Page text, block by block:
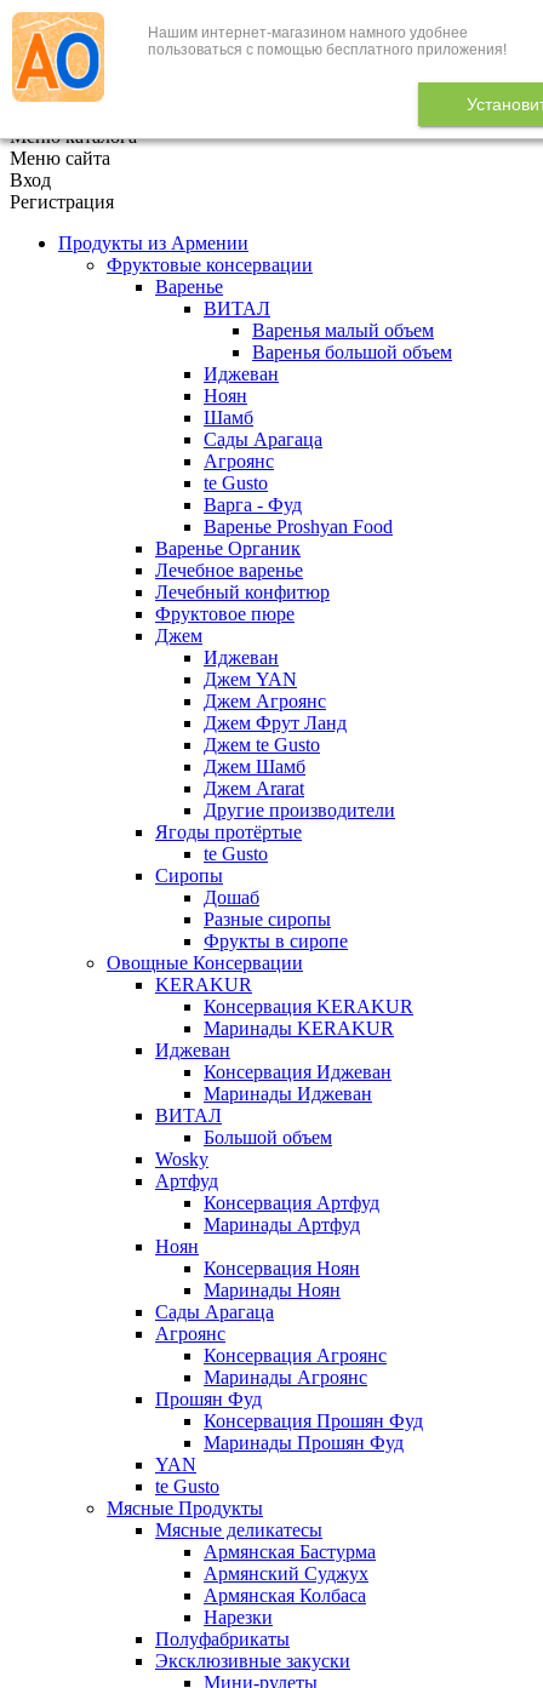
Нашим интернет-магазином намного удобнее
пользоваться с помощью бесплатного приложения!
+7 (495) 646-888-1
В корзине 0
Меню каталога
Меню сайта
Вход
Регистрация
Продукты из Армении
Фруктовые консервации
Варенье
ВИТАЛ
Варенья малый объем
Варенья большой объем
Иджеван
Ноян
Шамб
Сады Арагаца
Агроянс
te Gusto
Варга - Фуд
Варенье Proshyan Food
Варенье Органик
Лечебное варенье
Лечебный конфитюр
Фруктовое пюре
Джем
Иджеван
Джем YAN
Джем Агроянс
Джем Фрут Ланд
Джем te Gusto
Джем Шамб
Джем Ararat
Другие производители
Ягоды протёртые
te Gusto
Сиропы
Дошаб
Разные сиропы
Фрукты в сиропе
Овощные Консервации
KERAKUR
Консервация KERAKUR
Маринады KERAKUR
Иджеван
Консервация Иджеван
Маринады Иджеван
ВИТАЛ
Большой объем
Wosky
Артфуд
Консервация Артфуд
Маринады Артфуд
Ноян
Консервация Ноян
Маринады Ноян
Сады Арагаца
Агроянс
Консервация Агроянс
Маринады Агроянс
Прошян Фуд
Консервация Прошян Фуд
Маринады Прошян Фуд
YAN
te Gusto
Мясные Продукты
Мясные деликатесы
Армянская Бастурма
Армянский Суджух
Армянская Колбаса
Нарезки
Полуфабрикаты
Эксклюзивные закуски
Мини-рулеты